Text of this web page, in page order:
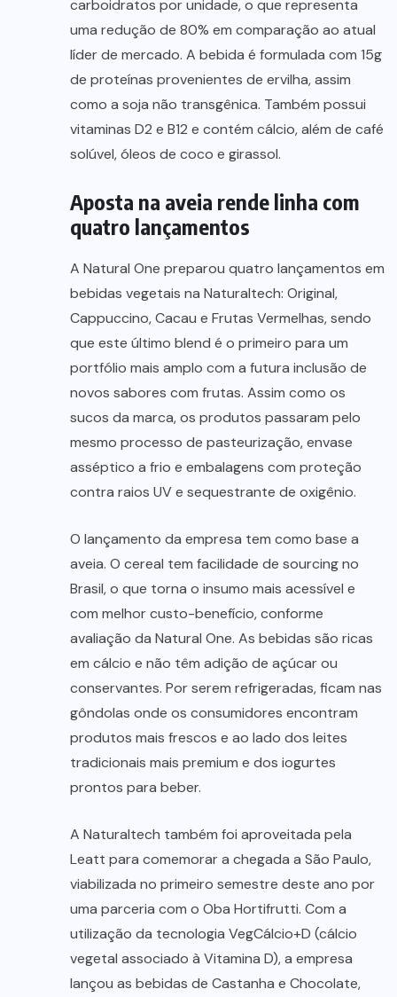
carboidratos por unidade, o que representa
uma redução de 80% em comparação ao atual
líder de mercado. A bebida é formulada com 15g
de proteínas provenientes de ervilha, assim
como a soja não transgênica. Também possui
vitaminas D2 e B12 e contém cálcio, além de café
solúvel, óleos de coco e girassol.
Aposta na aveia rende linha com
quatro lançamentos
A Natural One preparou quatro lançamentos em
bebidas vegetais na Naturaltech: Original,
Cappuccino, Cacau e Frutas Vermelhas, sendo
que este último blend é o primeiro para um
portfólio mais amplo com a futura inclusão de
novos sabores com frutas. Assim como os
sucos da marca, os produtos passaram pelo
mesmo processo de pasteurização, envase
asséptico a frio e embalagens com proteção
contra raios UV e sequestrante de oxigênio.
O lançamento da empresa tem como base a
aveia. O cereal tem facilidade de sourcing no
Brasil, o que torna o insumo mais acessível e
com melhor custo-benefício, conforme
avaliação da Natural One. As bebidas são ricas
em cálcio e não têm adição de açúcar ou
conservantes. Por serem refrigeradas, ficam nas
gôndolas onde os consumidores encontram
produtos mais frescos e ao lado dos leites
tradicionais mais premium e dos iogurtes
prontos para beber.
A Naturaltech também foi aproveitada pela
Leatt para comemorar a chegada a São Paulo,
viabilizada no primeiro semestre deste ano por
uma parceria com o Oba Hortifrutti. Com a
utilização da tecnologia VegCálcio+D (cálcio
vegetal associado à Vitamina D), a empresa
lançou as bebidas de Castanha e Chocolate,